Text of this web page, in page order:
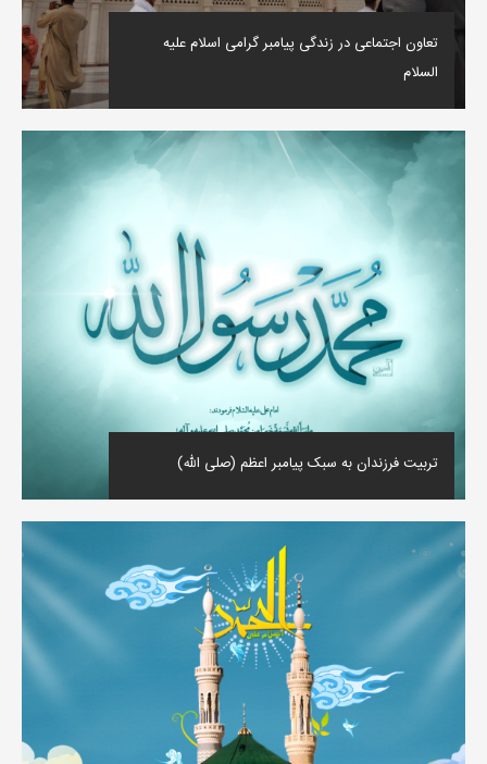
تعاون اجتماعی در زندگی پیامبر گرامی اسلام علیه
السلام
تربیت فرزندان به سبک پیامبر اعظم (صلی الله)